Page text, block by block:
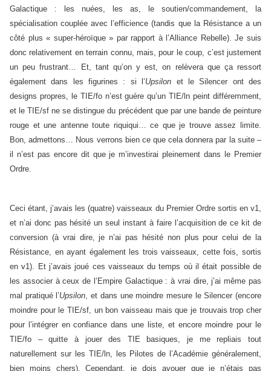
Galactique : les nuées, les as, le soutien/commandement, la
spécialisation couplée avec l’efficience (tandis que la Résistance a un
côté plus « super-héroïque » par rapport à l’Alliance Rebelle). Je suis
donc relativement en terrain connu, mais, pour le coup, c’est justement
un peu frustrant… Et, tant qu’on y est, on relèvera que ça ressort
également dans les figurines : si l’Upsilon et le Silencer ont des
designs propres, le TIE/fo n’est guère qu’un TIE/ln peint différemment,
et le TIE/sf ne se distingue du précédent que par une bande de peinture
rouge et une antenne toute riquiqui… ce que je trouve assez limite.
Bon, admettons… Nous verrons bien ce que cela donnera par la suite –
il n’est pas encore dit que je m’investirai pleinement dans le Premier
Ordre.
Ceci étant, j’avais les (quatre) vaisseaux du Premier Ordre sortis en v1,
et n’ai donc pas hésité un seul instant à faire l’acquisition de ce kit de
conversion (à vrai dire, je n’ai pas hésité non plus pour celui de la
Résistance, en ayant également les trois vaisseaux, cette fois, sortis
en v1). Et j’avais joué ces vaisseaux du temps où il était possible de
les associer à ceux de l’Empire Galactique : à vrai dire, j’ai même pas
mal pratiqué l’Upsilon , et dans une moindre mesure le Silencer (encore
moindre pour le TIE/sf, un bon vaisseau mais que je trouvais trop cher
pour l’intégrer en confiance dans une liste, et encore moindre pour le
TIE/fo – quitte à jouer des TIE basiques, je me repliais tout
naturellement sur les TIE/ln, les Pilotes de l’Académie généralement,
bien moins chers). Cependant, je dois avouer que je n’étais pas